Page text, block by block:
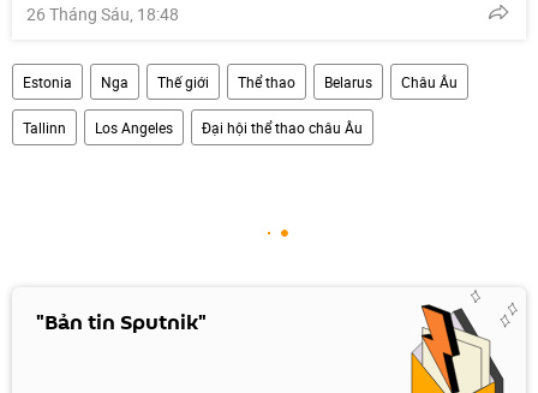
26 Tháng Sáu, 18:48
Estonia Nga Thế giới Thể thao Belarus Châu Âu
Tallinn Los Angeles Đại hội thể thao châu Âu
"Bản tin Sputnik"